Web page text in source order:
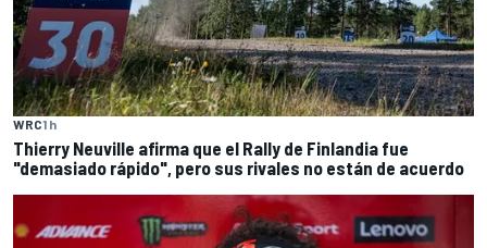
WRC1 h
Thierry Neuville afirma que el Rally de Finlandia fue
"demasiado rápido", pero sus rivales no están de acuerdo